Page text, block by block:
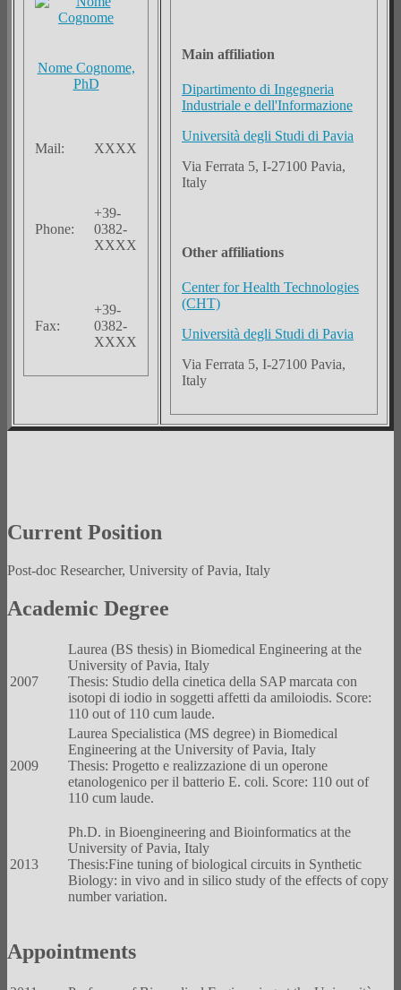
Nome Cognome,
PhD
Mail: XXXX
Phone:
+39-
0382-
XXXX
Fax:
+39-
0382-
XXXX
Main affiliation
Dipartimento di Ingegneria
Industriale e dell'Informazione
Università degli Studi di Pavia
Via Ferrata 5, I-27100 Pavia,
Italy
Other affiliations
Center for Health Technologies
(CHT)
Università degli Studi di Pavia
Via Ferrata 5, I-27100 Pavia,
Italy
Current Position
Post-doc Researcher, University of Pavia, Italy
Academic Degree
2007
Laurea (BS thesis) in Biomedical Engineering at the
University of Pavia, Italy
Thesis: Studio della cinetica della SAP marcata con
isotopi di iodio in soggetti affetti da amiloiodis. Score:
110 out of 110 cum laude.
2009
Laurea Specialistica (MS degree) in Biomedical
Engineering at the University of Pavia, Italy
Thesis: Progetto e realizzazione di un operone
etanologenico per il batterio E. coli. Score: 110 out of
110 cum laude.
2013
Ph.D. in Bioengineering and Bioinformatics at the
University of Pavia, Italy
Thesis:Fine tuning of biological circuits in Synthetic
Biology: in vivo and in silico study of the effects of copy
number variation.
Appointments